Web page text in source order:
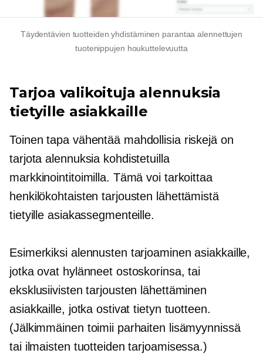
Täydentävien tuotteiden yhdistäminen parantaa alennettujen
tuotenippujen houkuttelevuutta
Tarjoa valikoituja alennuksia
tietyille asiakkaille
Toinen tapa vähentää mahdollisia riskejä on
tarjota alennuksia kohdistetuilla
markkinointitoimilla. Tämä voi tarkoittaa
henkilökohtaisten tarjousten lähettämistä
tietyille asiakassegmenteille.
Esimerkiksi alennusten tarjoaminen asiakkaille,
jotka ovat hylänneet ostoskorinsa, tai
eksklusiivisten tarjousten lähettäminen
asiakkaille, jotka ostivat tietyn tuotteen.
(Jälkimmäinen toimii parhaiten lisämyynnissä
tai ilmaisten tuotteiden tarjoamisessa.)